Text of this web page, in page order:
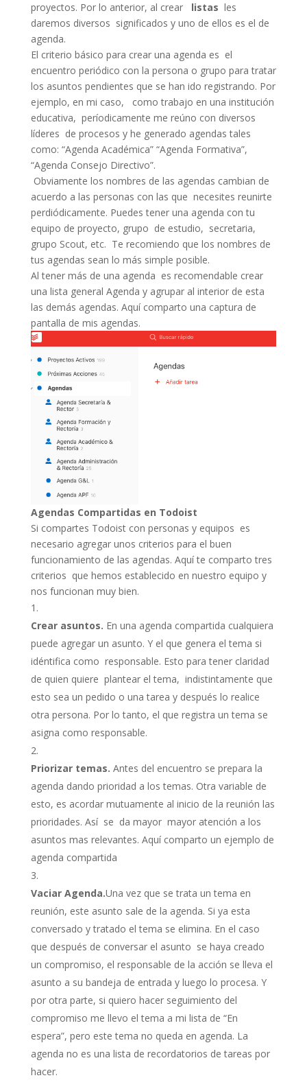
proyectos. Por lo anterior, al crear listas les
daremos diversos significados y uno de ellos es el de
agenda.
El criterio básico para crear una agenda es el
encuentro periódico con la persona o grupo para tratar
los asuntos pendientes que se han ido registrando. Por
ejemplo, en mi caso, como trabajo en una institución
educativa, períodicamente me reúno con diversos
líderes de procesos y he generado agendas tales
como: “Agenda Académica” “Agenda Formativa”,
“Agenda Consejo Directivo”.
Obviamente los nombres de las agendas cambian de
acuerdo a las personas con las que necesites reunirte
perdiódicamente. Puedes tener una agenda con tu
equipo de proyecto, grupo de estudio, secretaria,
grupo Scout, etc. Te recomiendo que los nombres de
tus agendas sean lo más simple posible.
Al tener más de una agenda es recomendable crear
una lista general Agenda y agrupar al interior de esta
las demás agendas. Aquí comparto una captura de
pantalla de mis agendas.
Agendas Compartidas en Todoist
Si compartes Todoist con personas y equipos es
necesario agregar unos criterios para el buen
funcionamiento de las agendas. Aquí te comparto tres
criterios que hemos establecido en nuestro equipo y
nos funcionan muy bien.
Crear asuntos. En una agenda compartida cualquiera
puede agregar un asunto. Y el que genera el tema si
idéntifica como responsable. Esto para tener claridad
de quien quiere plantear el tema, indistintamente que
esto sea un pedido o una tarea y después lo realice
otra persona. Por lo tanto, el que registra un tema se
asigna como responsable.
Priorizar temas. Antes del encuentro se prepara la
agenda dando prioridad a los temas. Otra variable de
esto, es acordar mutuamente al inicio de la reunión las
prioridades. Así se da mayor mayor atención a los
asuntos mas relevantes. Aquí comparto un ejemplo de
agenda compartida
Vaciar Agenda.Una vez que se trata un tema en
reunión, este asunto sale de la agenda. Si ya esta
conversado y tratado el tema se elimina. En el caso
que después de conversar el asunto se haya creado
un compromiso, el responsable de la acción se lleva el
asunto a su bandeja de entrada y luego lo procesa. Y
por otra parte, si quiero hacer seguimiento del
compromiso me llevo el tema a mi lista de “En
espera”, pero este tema no queda en agenda. La
agenda no es una lista de recordatorios de tareas por
hacer.